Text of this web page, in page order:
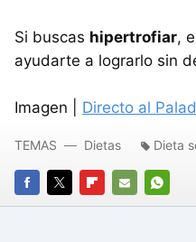
Si buscas hipertrofiar,
ayudarte a lograrlo sin
Imagen | Directo al
FACEBOOK
TWITTERFLIPBOARD
E-
TEMAS Dietas Dieta